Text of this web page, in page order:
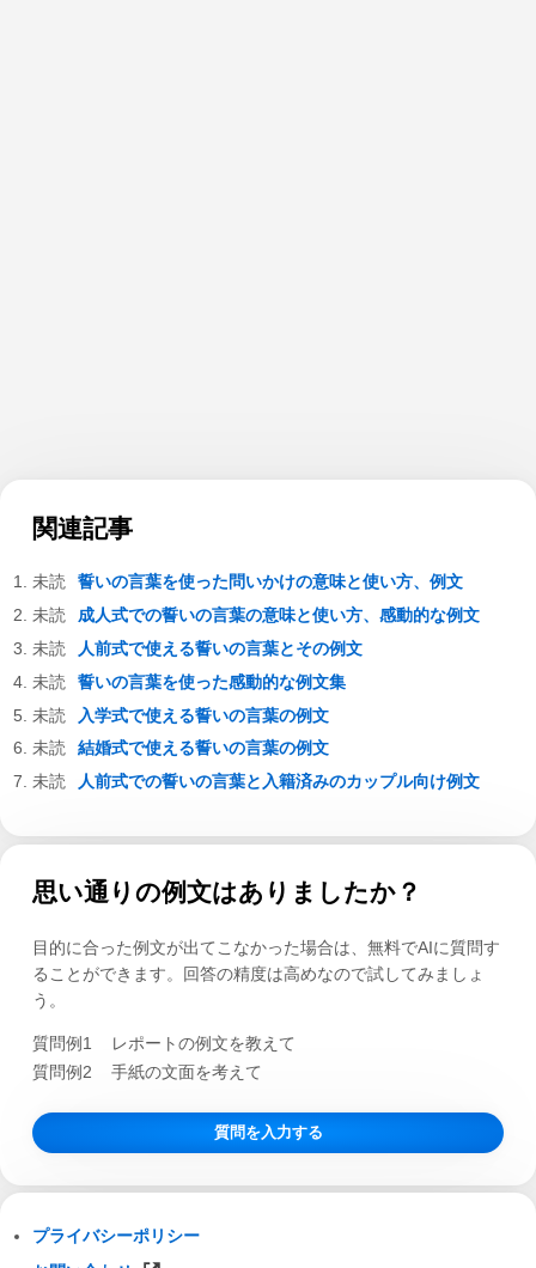
関連記事
誓いの言葉を使った問いかけの意味と使い方、例文
成人式での誓いの言葉の意味と使い方、感動的な例文
人前式で使える誓いの言葉とその例文
誓いの言葉を使った感動的な例文集
入学式で使える誓いの言葉の例文
結婚式で使える誓いの言葉の例文
人前式での誓いの言葉と入籍済みのカップル向け例文
思い通りの例文はありましたか？
目的に合った例文が出てこなかった場合は、無料でAIに質問す
ることができます。回答の精度は高めなので試してみましょ
う。
質問例1
レポートの例文を教えて
質問例2
手紙の文面を考えて
質問を入力する
プライバシーポリシー